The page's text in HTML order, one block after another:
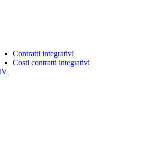
Contratti integrativi
Costi contratti integrativi